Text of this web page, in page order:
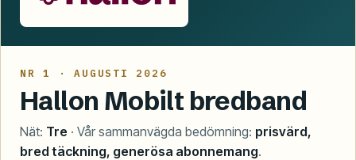
NR 1 · AUGUSTI 2026
Hallon Mobilt bredband
Nät: Tre · Vår sammanvägda bedömning: prisvärd,
bred täckning, generösa abonnemang.